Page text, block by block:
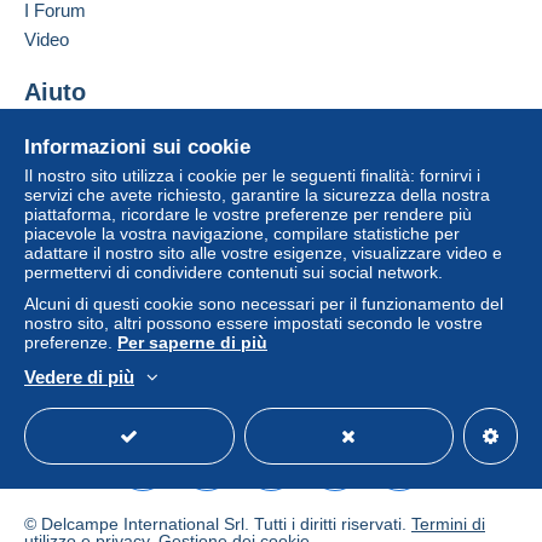
dell'acquirente.
clausole relative al pagamento, queste sono da
considerarsi nulle e non dovute. Le condizioni di
pagamento del sito Delcampe, definite nelle
Gli acquisti devono essere pagati entro14 giorni
dal ricevimento della richiesta di pagamento del
venditore.
Diritto di recesso|Spese di restituzione a carico
dell'acquirente.
Per conoscere i termini per il reso e per il rimborso
dell'oggetto
w
Informazioni sui cookie
Il nostro sito utilizza i cookie per le seguenti finalità: fornirvi i
servizi che avete richiesto, garantire la sicurezza della nostra
piattaforma, ricordare le vostre preferenze per rendere più
piacevole la vostra navigazione, compilare statistiche per
adattare il nostro sito alle vostre esigenze, visualizzare video e
permettervi di condividere contenuti sui social network.
Alcuni di questi cookie sono necessari per il funzionamento del
nostro sito, altri possono essere impostati secondo le vostre
preferenze. Per saperne di più
Vedere di più
I Forum
Video
Aiuto
Acquistare su Delcampe
Vendere su Delcampe
Un sito sicuro
© Delcampe International Srl. Tutti i diritti riservati. Termini di